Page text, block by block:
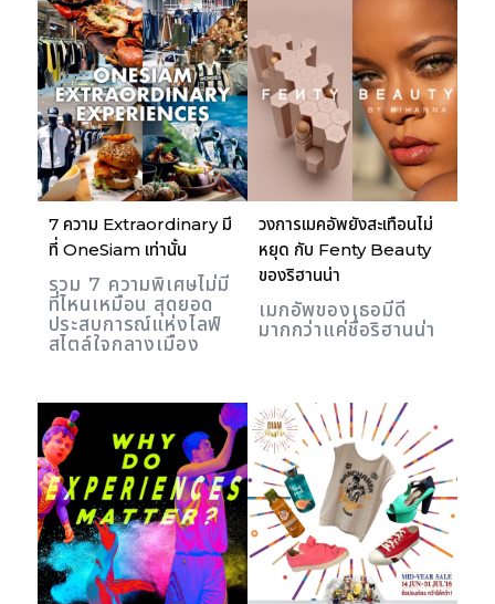
7 ความ Extraordinary มี
ที่ OneSiam เท่านั้น
รวม 7 ความพิเศษไม่มี
ที่ไหนเหมือน สุดยอด
ประสบการณ์แห่งไลฟ์
สไตล์ใจกลางเมือง
วงการเมคอัพยังสะเทือนไม่
หยุด กับ Fenty Beauty
ของริฮานน่า
เมกอัพของเธอมีดี
มากกว่าแค่ชื่อริฮานน่า